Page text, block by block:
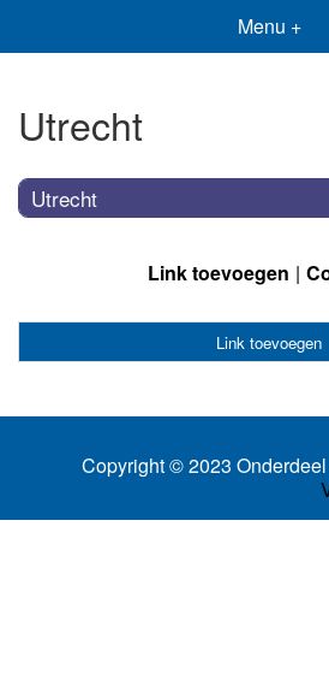
Menu +
Utrecht
Utrecht
Link toevoegen
Link toevoegen
Copyright © 2023